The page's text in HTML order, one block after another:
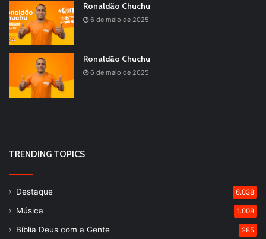
Ronaldão Chuchu
6 de maio de 2025
Ronaldão Chuchu
6 de maio de 2025
TRENDING TOPICS
Destaque 6.038
Música 1.008
Bíblia Deus com a Gente 285